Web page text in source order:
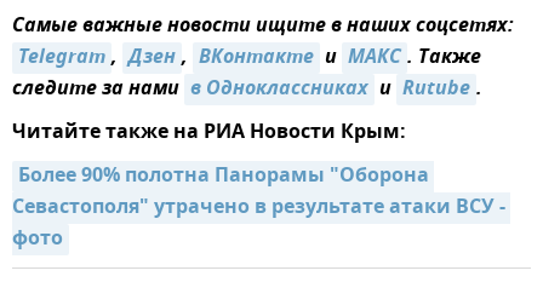
Самые важные новости ищите в наших соцсетях:
Telegram, Дзен, ВКонтакте и МАКС. Также
следите за нами в Одноклассниках и Rutube.
Читайте также на РИА Новости Крым:
Более 90% полотна Панорамы "Оборона
Севастополя" утрачено в результате атаки ВСУ -
фото